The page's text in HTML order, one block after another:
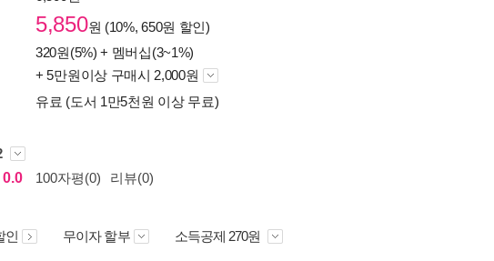
5,850원 (10%, 650원 할인)
320원(5%) + 멤버십(3~1%)
+ 5만원이상 구매시 2,000원
유료 (도서 1만5천원 이상 무료)
0.0
100자평(0) 리뷰(0)
인 무이자 할부 소득공제 270원